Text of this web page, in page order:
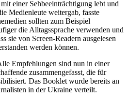
einer Sehbeeinträchtigung lebt und
Medienleute weitergab, fasste
sollten zum Beispiel
die Alltagssprache verwenden und
sie von Screen-Readern ausgelesen
werden können.
Empfehlungen sind nun in einer
zusammengefasst, die für
Das Booklet wurde bereits an
in der Ukraine verteilt.